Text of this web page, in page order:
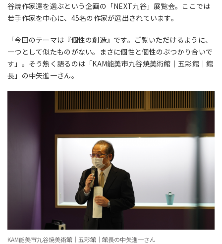
谷焼作家達を選ぶという企画の「NEXT九谷」展覧会。ここでは
若手作家を中心に、45名の作家が選出されています。
「今回のテーマは『個性の創造』です。ご覧いただけるように、
一つとして似たものがない。まさに個性と個性のぶつかり合いで
す」。そう熱く語るのは「KAM能美市九谷焼美術館｜五彩館｜館
長」の中矢進一さん。
KAM能美市九谷焼美術館｜五彩館｜館長の中矢進一さん